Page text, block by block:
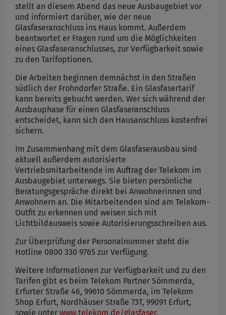
stellt an diesem Abend das neue Ausbaugebiet vor
und informiert darüber, wie der neue
Glasfaseranschluss ins Haus kommt. Außerdem
beantwortet er Fragen rund um die Möglichkeiten
eines Glasfaseranschlusses, zur Verfügbarkeit sowie
zu den Tarifoptionen.
Die Arbeiten beginnen demnächst in den Straßen
südlich der Frohndorfer Straße. Ein Glasfasertarif
kann bereits gebucht werden. Wer sich während der
Ausbauphase für einen Glasfaseranschluss
entscheidet, kann sich den Hausanschluss kostenfrei
sichern.
Im Zusammenhang mit dem Glasfaserausbau sind
aktuell außerdem autorisierte
Vertriebsmitarbeitende im Auftrag der Telekom im
Ausbaugebiet unterwegs. Sie bieten persönliche
Beratungsgespräche direkt bei Anwohnerinnen und
Anwohnern an. Die Mitarbeitenden sind am Telekom-
Outfit zu erkennen und weisen sich mit
Lichtbildausweis sowie Autorisierungsschreiben aus.
Zur Überprüfung der Personalnummer steht die
Hotline 0800 330 9765 zur Verfügung.
Weitere Informationen zur Verfügbarkeit und zu den
Tarifen gibt es beim Telekom Partner Sömmerda,
Erfurter Straße 46, 99610 Sömmerda, im Telekom
Shop Erfurt, Nordhäuser Straße 73T, 99091 Erfurt,
sowie unter www.telekom.de/glasfaser.